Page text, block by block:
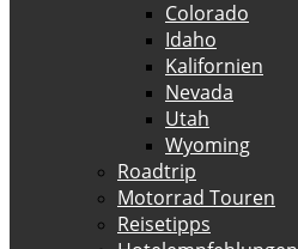
Colorado
Idaho
Kalifornien
Nevada
Utah
Wyoming
Roadtrip
Motorrad Touren
Reisetipps